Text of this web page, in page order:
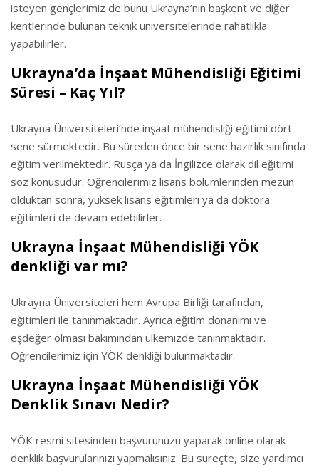
isteyen gençlerimiz de bunu Ukrayna’nın başkent ve diğer
kentlerinde bulunan teknik üniversitelerinde rahatlıkla
yapabilirler.
Ukrayna’da İnşaat Mühendisliği Eğitimi
Süresi – Kaç Yıl?
Ukrayna Üniversiteleri’nde inşaat mühendisliği eğitimi dört
sene sürmektedir. Bu süreden önce bir sene hazırlık sınıfında
eğitim verilmektedir. Rusça ya da İngilizce olarak dil eğitimi
söz konusudur. Öğrencilerimiz lisans bölümlerinden mezun
olduktan sonra, yüksek lisans eğitimleri ya da doktora
eğitimleri de devam edebilirler.
Ukrayna İnşaat Mühendisliği YÖK
denkliği var mı?
Ukrayna Üniversiteleri hem Avrupa Birliği tarafından,
eğitimleri ile tanınmaktadır. Ayrıca eğitim donanımı ve
eşdeğer olması bakımından ülkemizde tanınmaktadır.
Öğrencilerimiz için YÖK denkliği bulunmaktadır.
Ukrayna İnşaat Mühendisliği YÖK
Denklik Sınavı Nedir?
YÖK resmi sitesinden başvurunuzu yaparak online olarak
denklik başvurularınızı yapmalısınız. Bu süreçte, size yardımcı